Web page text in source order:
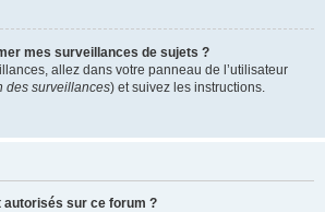
mes surveillances de sujets ?
allez dans votre panneau de l’utilisateur
des surveillances) et suivez les instructions.
sur ce forum ?